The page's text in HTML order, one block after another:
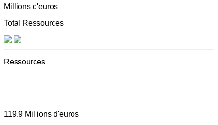
Millions d'euros
Total Ressources
Ressources
119.9 Millions d'euros